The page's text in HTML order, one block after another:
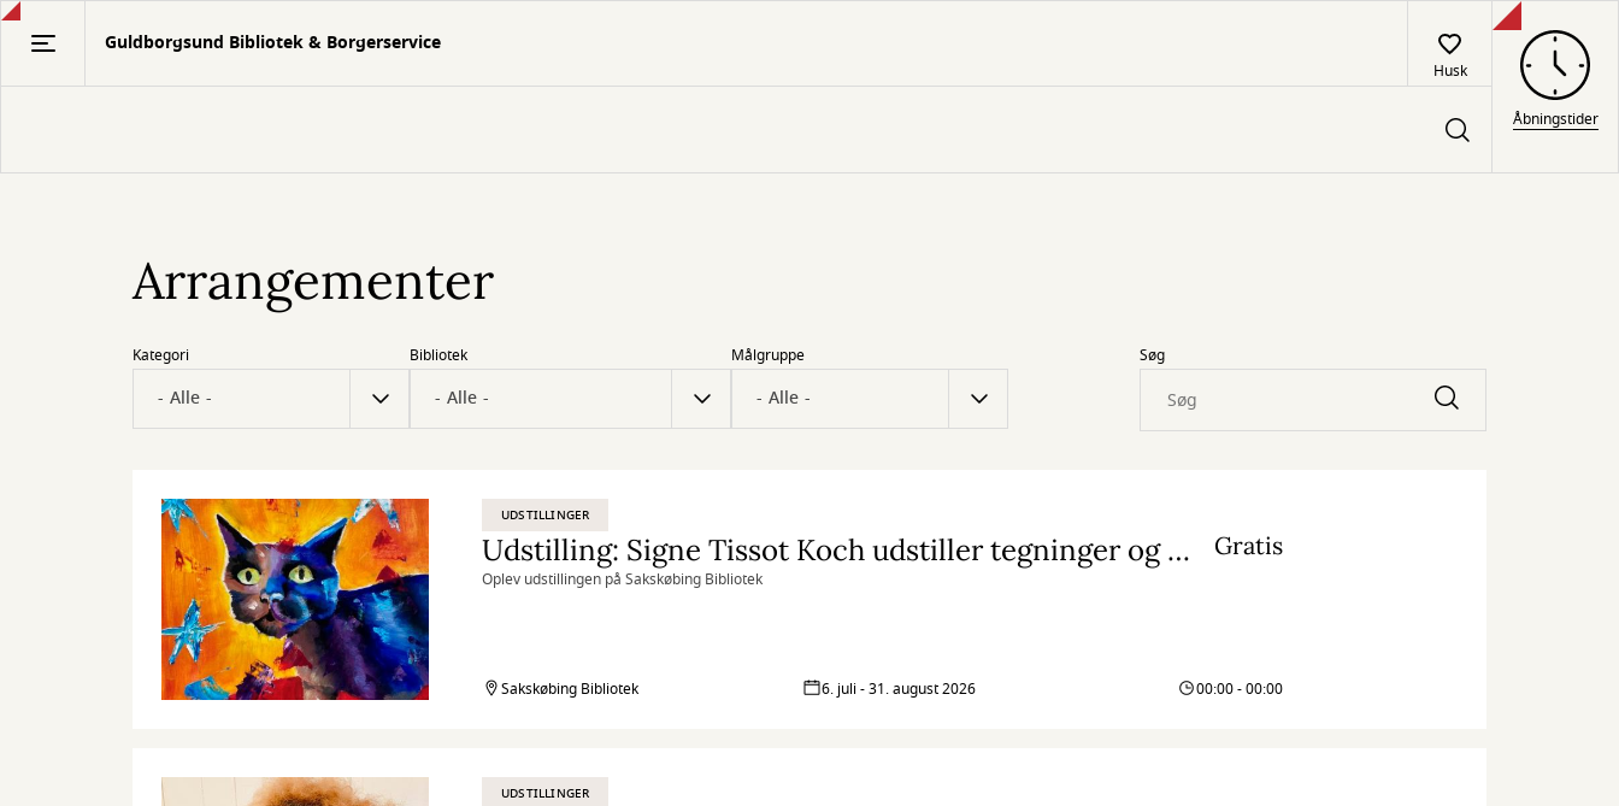
Gå
Guldborgsund Bibliotek & Borgerservice
Husk
Åbningstider
Arrangementer
Kategori Bibliotek Målgruppe Søg
UDSTILLINGER
Udstilling: Signe Tissot Koch udstiller tegninger og malerier
Oplev udstillingen på Sakskøbing Bibliotek
Gratis
Sakskøbing Bibliotek 6. juli - 31. august 2026 00:00 - 00:00
UDSTILLINGER